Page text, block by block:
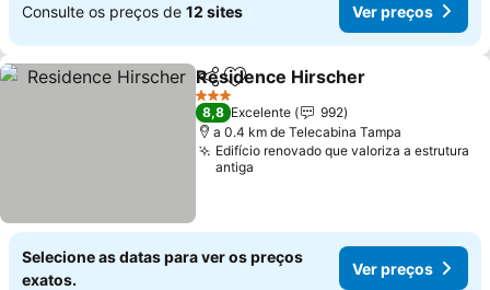
Consulte os preços de 12 sites Ver preços
PartilharAdicionar aos favoritos
Residence Hirscher
3 Estrelas
8,8 Excelente
992
a 0.4 km de Telecabina Tampa
Edifício renovado que valoriza a estrutura
antiga
Selecione as datas para ver os preços
exatos.
Ver preços